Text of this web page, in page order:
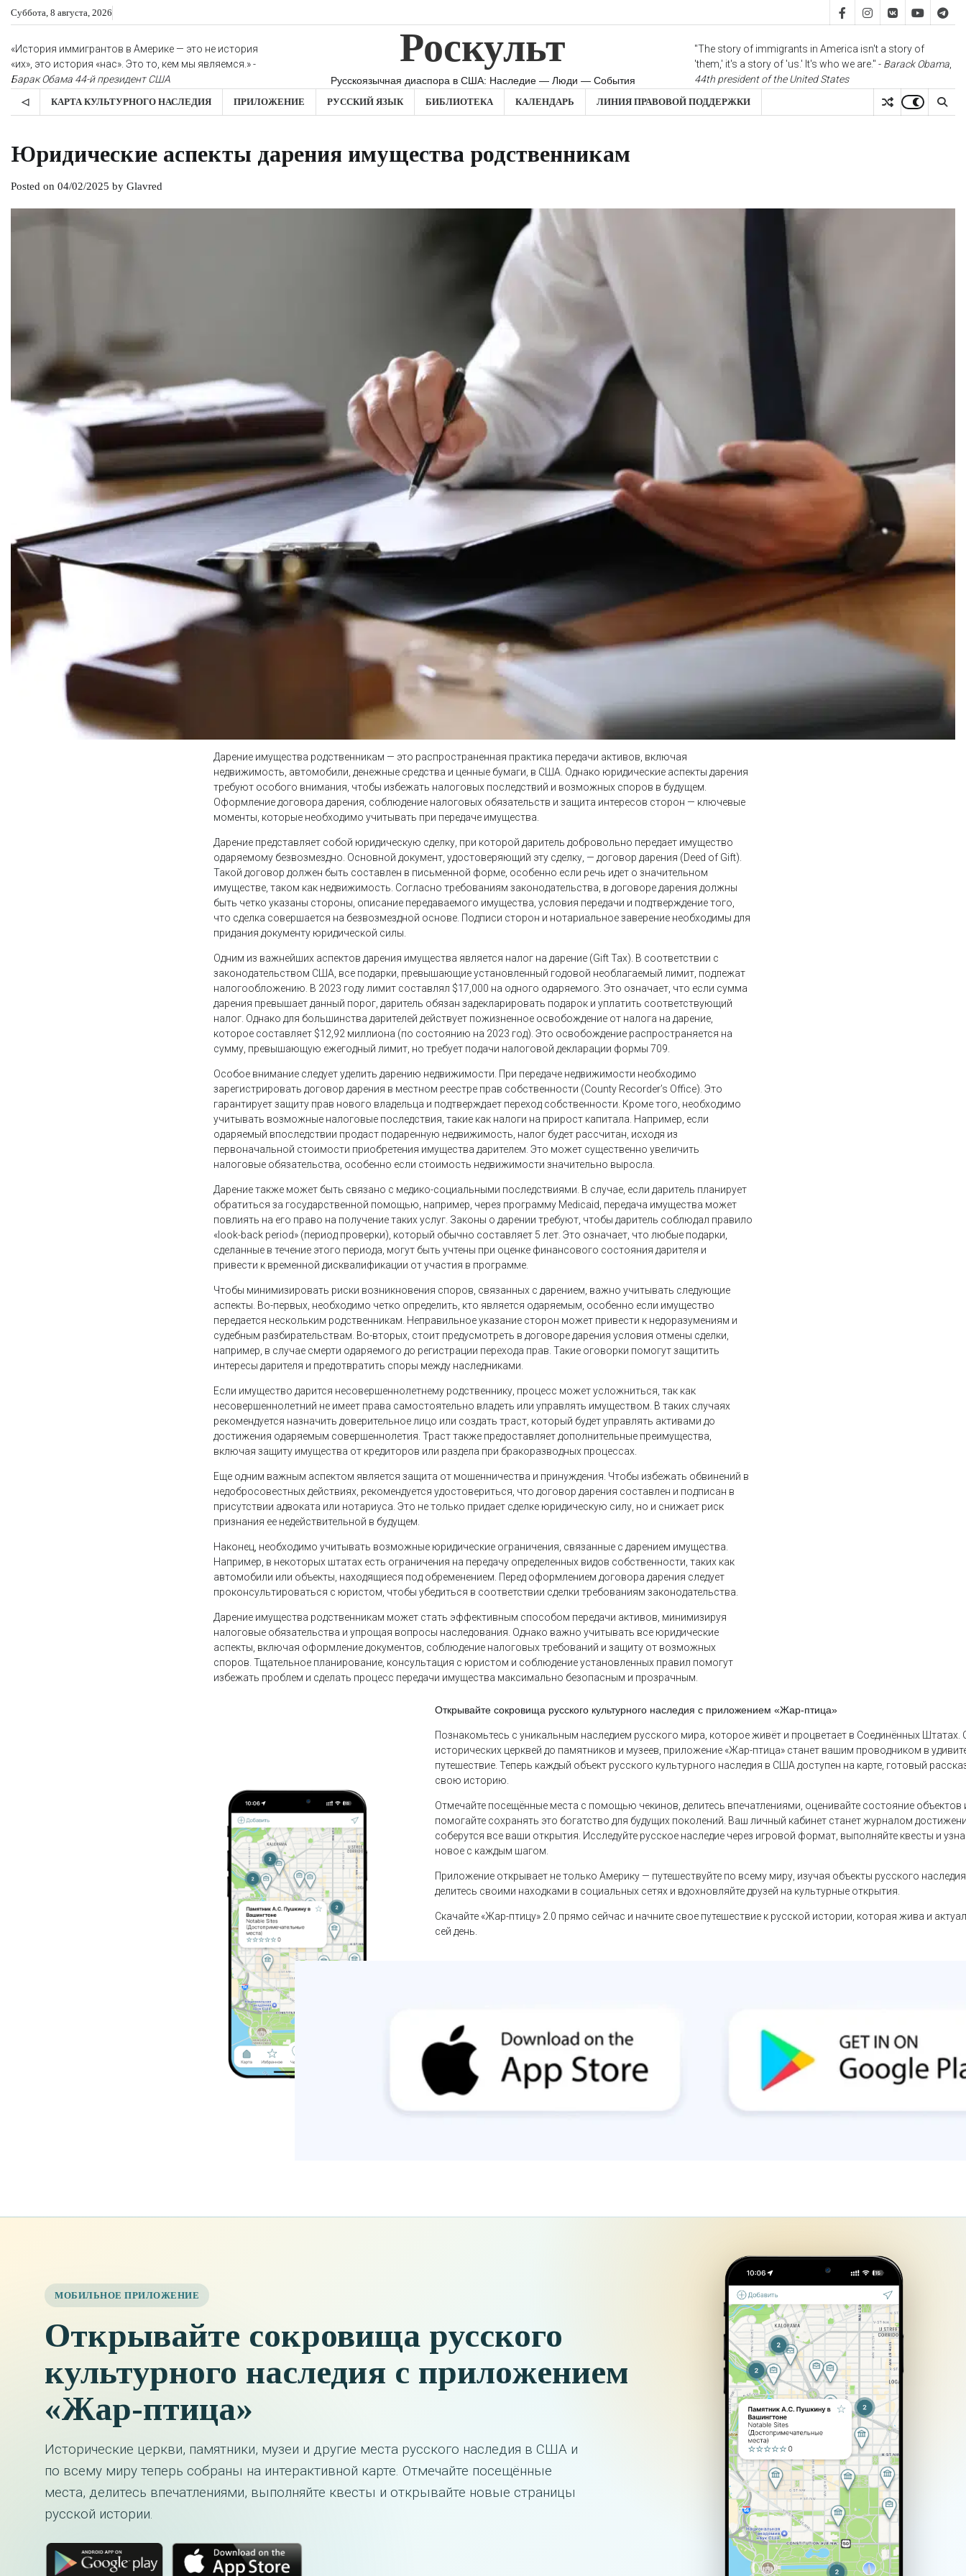
SkipСуббота, 8 августа, 2026
FB IS vk YT TG
«История иммигрантов в Америке — это не история
«их», это история «нас». Это то, кем мы являемся.» -
Барак Обама 44-й президент США
Роскульт
Русскоязычная диаспора в США: Наследие — Люди — События
"The story of immigrants in America isn't a story of
'them,' it's a story of 'us.' It's who we are." - Barack Obama
44th president of the United States
◁ КАРТА КУЛЬТУРНОГО НАСЛЕДИЯ ПРИЛОЖЕНИЕ РУССКИЙ ЯЗЫК БИБЛИОТЕКА КАЛЕНДАРЬ ЛИНИЯ ПРАВОВОЙ ПОДДЕРЖКИ
Юридические аспекты дарения имущества родственникам
Posted on 04/02/2025 by Glavred
Дарение имущества родственникам — это распространенная практика передачи активов, включая
недвижимость, автомобили, денежные средства и ценные бумаги, в США. Однако юридические аспекты дарения
требуют особого внимания, чтобы избежать налоговых последствий и возможных споров в будущем.
Оформление договора дарения, соблюдение налоговых обязательств и защита интересов сторон — ключевые
моменты, которые необходимо учитывать при передаче имущества.
Дарение представляет собой юридическую сделку, при которой даритель добровольно передает имущество
одаряемому безвозмездно. Основной документ, удостоверяющий эту сделку, — договор дарения (Deed of Gift).
Такой договор должен быть составлен в письменной форме, особенно если речь идет о значительном
имуществе, таком как недвижимость. Согласно требованиям законодательства, в договоре дарения должны
быть четко указаны стороны, описание передаваемого имущества, условия передачи и подтверждение того,
что сделка совершается на безвозмездной основе. Подписи сторон и нотариальное заверение необходимы для
придания документу юридической силы.
Одним из важнейших аспектов дарения имущества является налог на дарение (Gift Tax). В соответствии с
законодательством США, все подарки, превышающие установленный годовой необлагаемый лимит, подлежат
налогообложению. В 2023 году лимит составлял $17,000 на одного одаряемого. Это означает, что если сумма
дарения превышает данный порог, даритель обязан задекларировать подарок и уплатить соответствующий
налог. Однако для большинства дарителей действует пожизненное освобождение от налога на дарение,
которое составляет $12,92 миллиона (по состоянию на 2023 год). Это освобождение распространяется на
сумму, превышающую ежегодный лимит, но требует подачи налоговой декларации формы 709.
Особое внимание следует уделить дарению недвижимости. При передаче недвижимости необходимо
зарегистрировать договор дарения в местном реестре прав собственности (County Recorder’s Office). Это
гарантирует защиту прав нового владельца и подтверждает переход собственности. Кроме того, необходимо
учитывать возможные налоговые последствия, такие как налоги на прирост капитала. Например, если
одаряемый впоследствии продаст подаренную недвижимость, налог будет рассчитан, исходя из
первоначальной стоимости приобретения имущества дарителем. Это может существенно увеличить
налоговые обязательства, особенно если стоимость недвижимости значительно выросла.
Дарение также может быть связано с медико-социальными последствиями. В случае, если даритель планирует
обратиться за государственной помощью, например, через программу Medicaid, передача имущества может
повлиять на его право на получение таких услуг. Законы о дарении требуют, чтобы даритель соблюдал правило
«look-back period» (период проверки), который обычно составляет 5 лет. Это означает, что любые подарки,
сделанные в течение этого периода, могут быть учтены при оценке финансового состояния дарителя и
привести к временной дисквалификации от участия в программе.
Чтобы минимизировать риски возникновения споров, связанных с дарением, важно учитывать следующие
аспекты. Во-первых, необходимо четко определить, кто является одаряемым, особенно если имущество
передается нескольким родственникам. Неправильное указание сторон может привести к недоразумениям и
судебным разбирательствам. Во-вторых, стоит предусмотреть в договоре дарения условия отмены сделки,
например, в случае смерти одаряемого до регистрации перехода прав. Такие оговорки помогут защитить
интересы дарителя и предотвратить споры между наследниками.
Если имущество дарится несовершеннолетнему родственнику, процесс может усложниться, так как
несовершеннолетний не имеет права самостоятельно владеть или управлять имуществом. В таких случаях
рекомендуется назначить доверительное лицо или создать траст, который будет управлять активами до
достижения одаряемым совершеннолетия. Траст также предоставляет дополнительные преимущества,
включая защиту имущества от кредиторов или раздела при бракоразводных процессах.
Еще одним важным аспектом является защита от мошенничества и принуждения. Чтобы избежать обвинений в
недобросовестных действиях, рекомендуется удостовериться, что договор дарения составлен и подписан в
присутствии адвоката или нотариуса. Это не только придает сделке юридическую силу, но и снижает риск
признания ее недействительной в будущем.
Наконец, необходимо учитывать возможные юридические ограничения, связанные с дарением имущества.
Например, в некоторых штатах есть ограничения на передачу определенных видов собственности, таких как
автомобили или объекты, находящиеся под обременением. Перед оформлением договора дарения следует
проконсультироваться с юристом, чтобы убедиться в соответствии сделки требованиям законодательства.
Дарение имущества родственникам может стать эффективным способом передачи активов, минимизируя
налоговые обязательства и упрощая вопросы наследования. Однако важно учитывать все юридические
аспекты, включая оформление документов, соблюдение налоговых требований и защиту от возможных
споров. Тщательное планирование, консультация с юристом и соблюдение установленных правил помогут
избежать проблем и сделать процесс передачи имущества максимально безопасным и прозрачным.
Открывайте сокровища русского культурного наследия с приложением «Жар-птица»
Познакомьтесь с уникальным наследием русского мира, которое живёт и процветает в Соединённых Штатах.
исторических церквей до памятников и музеев, приложение «Жар-птица» станет вашим проводником в
путешествие. Теперь каждый объект русского культурного наследия в США доступен на карте, готовый
свою историю.
Отмечайте посещённые места с помощью чекинов, делитесь впечатлениями, оценивайте состояние объектов
помогайте сохранять это богатство для будущих поколений. Ваш личный кабинет станет журналом
соберутся все ваши открытия. Исследуйте русское наследие через игровой формат, выполняйте квесты и
новое с каждым шагом.
Приложение открывает не только Америку — путешествуйте по всему миру, изучая объекты русского
делитесь своими находками в социальных сетях и вдохновляйте друзей на культурные открытия.
Скачайте «Жар-птицу» 2.0 прямо сейчас и начните свое путешествие к русской истории, которая жива и
сей день.
МОБИЛЬНОЕ ПРИЛОЖЕНИЕ
Открывайте сокровища русского
культурного наследия с приложением
«Жар-птица»
Исторические церкви, памятники, музеи и другие места русского наследия в США и
по всему миру теперь собраны на интерактивной карте. Отмечайте посещённые
места, делитесь впечатлениями, выполняйте квесты и открывайте новые страницы
русской истории.